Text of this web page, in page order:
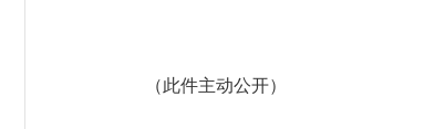
（此件主动公开）